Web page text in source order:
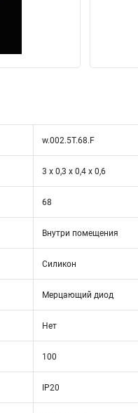
w.002.5Т.68.F
3 х 0,3 х 0,4 х 0,6
68
Внутри помещения
Силикон
Мерцающий диод
Нет
100
IP20